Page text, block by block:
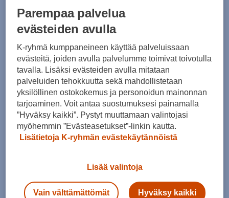
Väri Punainen
Koko
S M L XL XXL
Kokotaulukko
Lisää ostoskoriin
Parempaa palvelua
evästeiden avulla
K-ryhmä kumppaneineen käyttää palveluissaan
evästeitä, joiden avulla palvelumme toimivat toivotulla
tavalla. Lisäksi evästeiden avulla mitataan
palveluiden tehokkuutta sekä mahdollistetaan
yksilöllinen ostokokemus ja personoidun mainonnan
tarjoaminen. Voit antaa suostumuksesi painamalla
”Hyväksy kaikki”. Pystyt muuttamaan valintojasi
myöhemmin ”Evästeasetukset”-linkin kautta.
Lisätietoja K-ryhmän evästekäytännöistä
Lisää valintoja
Vain välttämättömät Hyväksy kaikki